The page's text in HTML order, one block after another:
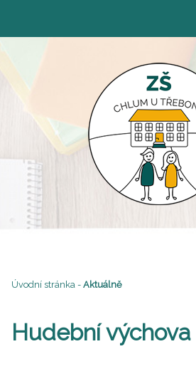
Úvodní stránka - Aktuálně
Hudební výchova